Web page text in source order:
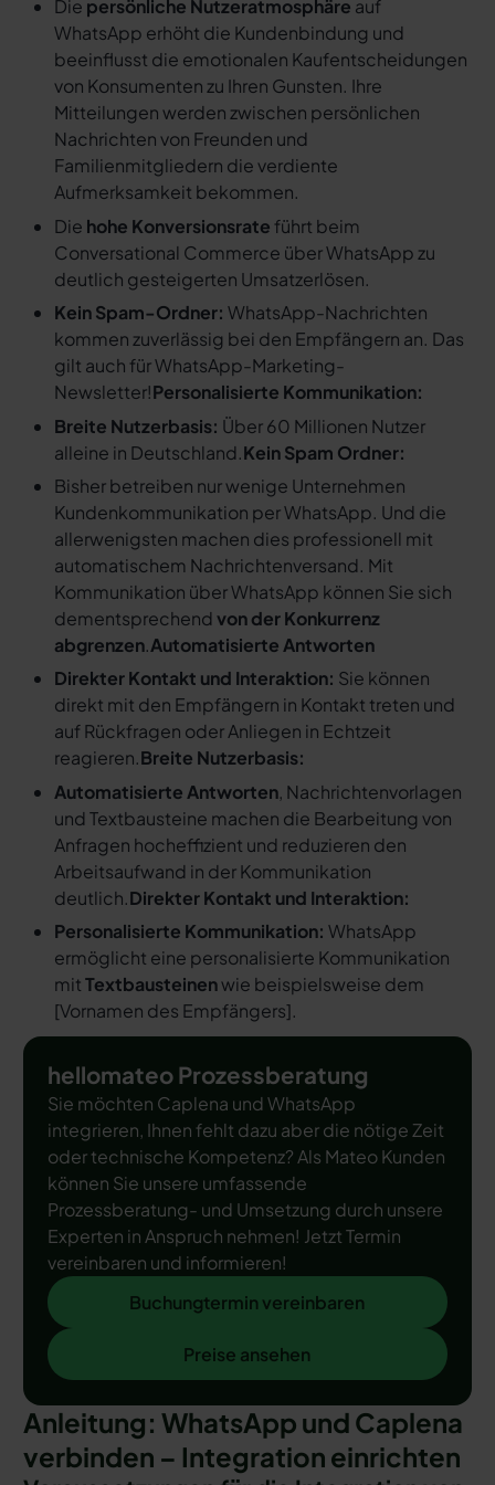
Die persönliche Nutzeratmosphäre auf
WhatsApp erhöht die Kundenbindung und
beeinflusst die emotionalen Kaufentscheidungen
von Konsumenten zu Ihren Gunsten. Ihre
Mitteilungen werden zwischen persönlichen
Nachrichten von Freunden und
Familienmitgliedern die verdiente
Aufmerksamkeit bekommen.
Die hohe Konversionsrate führt beim
Conversational Commerce über WhatsApp zu
deutlich gesteigerten Umsatzerlösen.
Kein Spam-Ordner: WhatsApp-Nachrichten
kommen zuverlässig bei den Empfängern an. Das
gilt auch für WhatsApp-Marketing-
Newsletter!Personalisierte Kommunikation:
Breite Nutzerbasis: Über 60 Millionen Nutzer
alleine in Deutschland.Kein Spam Ordner:
Bisher betreiben nur wenige Unternehmen
Kundenkommunikation per WhatsApp. Und die
allerwenigsten machen dies professionell mit
automatischem Nachrichtenversand. Mit
Kommunikation über WhatsApp können Sie sich
dementsprechendvon der Konkurrenz
abgrenzen.Automatisierte Antworten
Direkter Kontakt und Interaktion: Sie können
direkt mit den Empfängern in Kontakt treten und
auf Rückfragen oder Anliegen in Echtzeit
reagieren.Breite Nutzerbasis:
Automatisierte Antworten, Nachrichtenvorlagen
und Textbausteine machen die Bearbeitung von
Anfragen hocheffizient und reduzieren den
Arbeitsaufwand in der Kommunikation
deutlich.Direkter Kontakt und Interaktion:
Personalisierte Kommunikation: WhatsApp
ermöglicht eine personalisierte Kommunikation
mitTextbausteinenwie beispielsweise dem
[Vornamen des Empfängers].
hellomateo Prozessberatung
Sie möchten Caplena und WhatsApp
integrieren, Ihnen fehlt dazu aber die nötige Zeit
oder technische Kompetenz? Als Mateo Kunden
können Sie unsere umfassende
Prozessberatung- und Umsetzung durch unsere
Experten in Anspruch nehmen! Jetzt Termin
vereinbaren und informieren!
Buchungtermin vereinbaren
Buchungtermin vereinbaren
Preise ansehen
Preise ansehen
Anleitung: WhatsApp und Caplena
verbinden – Integration einrichten